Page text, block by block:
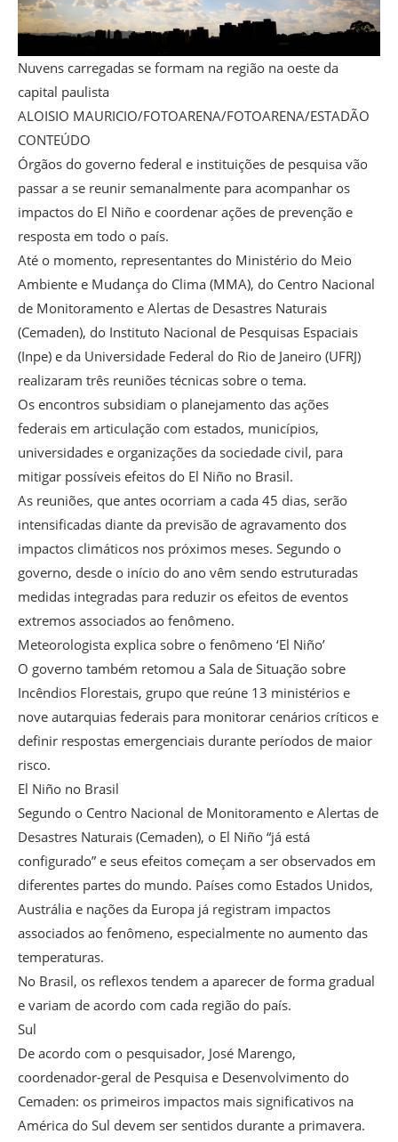
Nuvens carregadas se formam na região na oeste da
capital paulista
ALOISIO MAURICIO/FOTOARENA/FOTOARENA/ESTADÃO
CONTEÚDO
Órgãos do governo federal e instituições de pesquisa vão
passar a se reunir semanalmente para acompanhar os
impactos do El Niño e coordenar ações de prevenção e
resposta em todo o país.
Até o momento, representantes do Ministério do Meio
Ambiente e Mudança do Clima (MMA), do Centro Nacional
de Monitoramento e Alertas de Desastres Naturais
(Cemaden), do Instituto Nacional de Pesquisas Espaciais
(Inpe) e da Universidade Federal do Rio de Janeiro (UFRJ)
realizaram três reuniões técnicas sobre o tema.
Os encontros subsidiam o planejamento das ações
federais em articulação com estados, municípios,
universidades e organizações da sociedade civil, para
mitigar possíveis efeitos do El Niño no Brasil.
As reuniões, que antes ocorriam a cada 45 dias, serão
intensificadas diante da previsão de agravamento dos
impactos climáticos nos próximos meses. Segundo o
governo, desde o início do ano vêm sendo estruturadas
medidas integradas para reduzir os efeitos de eventos
extremos associados ao fenômeno.
Meteorologista explica sobre o fenômeno ‘El Niño’
O governo também retomou a Sala de Situação sobre
Incêndios Florestais, grupo que reúne 13 ministérios e
nove autarquias federais para monitorar cenários críticos e
definir respostas emergenciais durante períodos de maior
risco.
El Niño no Brasil
Segundo o Centro Nacional de Monitoramento e Alertas de
Desastres Naturais (Cemaden), o El Niño “já está
configurado” e seus efeitos começam a ser observados em
diferentes partes do mundo. Países como Estados Unidos,
Austrália e nações da Europa já registram impactos
associados ao fenômeno, especialmente no aumento das
temperaturas.
No Brasil, os reflexos tendem a aparecer de forma gradual
e variam de acordo com cada região do país.
Sul
De acordo com o pesquisador, José Marengo,
coordenador-geral de Pesquisa e Desenvolvimento do
Cemaden: os primeiros impactos mais significativos na
América do Sul devem ser sentidos durante a primavera.